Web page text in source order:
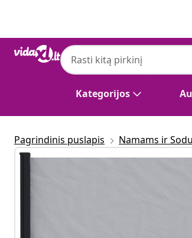
Kategorijos
Pagrindinis puslapis Namams ir